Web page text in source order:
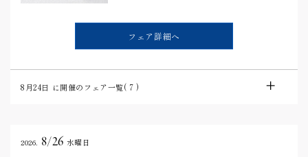
フェア詳細へ
8月24日 に開催のフェア一覧(7 )
2026. 8/26 水曜日